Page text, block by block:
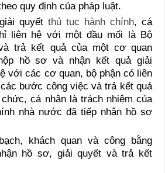
quy định của pháp luật.
quyết thủ tục hành chính, cá
liên hệ với một đầu mối là Bộ
trả kết quả của một cơ quan
hồ sơ và nhận kết quả giải
với các cơ quan, bộ phận có liên
bước công việc và trả kết quả
cá nhân là trách nhiệm của
nhà nước đã tiếp nhận hồ sơ
khách quan và công bằng
hồ sơ, giải quyết và trả kết